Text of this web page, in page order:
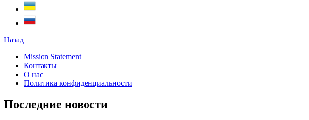
Назад
Mission Statement
Контакты
О нас
Политика конфиденциальности
Последние новости